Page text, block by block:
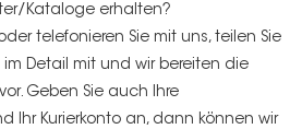
Kataloge erhalten?
telefonieren Sie mit uns, teilen Sie
Detail mit und wir bereiten die
Geben Sie auch Ihre
Ihr Kurierkonto an, dann können wir